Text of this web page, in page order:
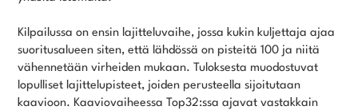
Kilpailussa on ensin lajitteluvaihe, jossa kukin kuljettaja ajaa
suoritusalueen siten, että lähdössä on pisteitä 100 ja niitä
vähennetään virheiden mukaan. Tuloksesta muodostuvat
lopulliset lajittelupisteet, joiden perusteella sijoitutaan
kaavioon. Kaaviovaiheessa Top32:ssa ajavat vastakkain